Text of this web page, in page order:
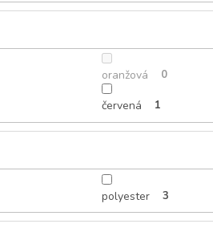
oranžová 0
červená 1
polyester 3